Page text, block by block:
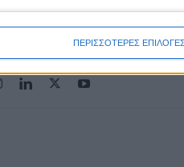
ΠΕΡΙΣΣΟΤΕΡΕΣ ΕΠΙΛΟΓΕΣ
Καθημερινή Πρωινή Εφημερίδα